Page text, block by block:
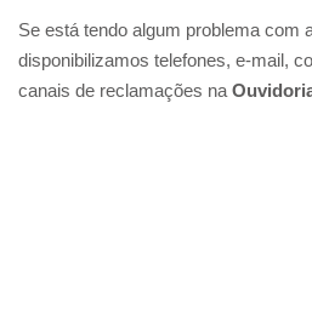
Se está tendo algum problema com
disponibilizamos telefones, e-mail,
canais de reclamações na